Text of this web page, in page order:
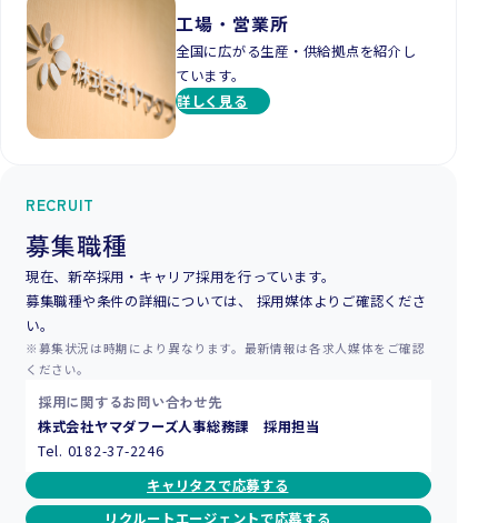
工場・営業所
全国に広がる生産・供給拠点を紹介し
ています。
詳しく見る
RECRUIT
募集職種
現在、新卒採用・キャリア採用を行っています。
募集職種や条件の詳細については、 採用媒体よりご確認くださ
い。
※募集状況は時期により異なります。最新情報は各求人媒体をご確認
ください。
採用に関するお問い合わせ先
株式会社ヤマダフーズ人事総務課 採用担当
Tel. 0182-37-2246
キャリタスで応募する
リクルートエージェントで応募する